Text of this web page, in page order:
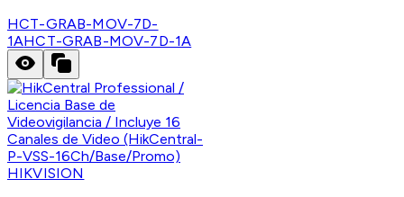
HCT-GRAB-MOV-7D-
1AHCT-GRAB-MOV-7D-1A
HIKVISION